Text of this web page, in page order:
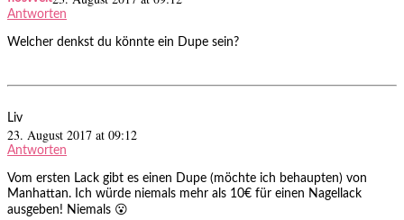
Antworten
Welcher denkst du könnte ein Dupe sein?
Liv
23. August 2017 at 09:12
Antworten
Vom ersten Lack gibt es einen Dupe (möchte ich behaupten) von
Manhattan. Ich würde niemals mehr als 10€ für einen Nagellack
ausgeben! Niemals 😮